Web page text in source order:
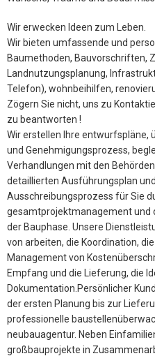
Wir erwecken Ideen zum Leben.
Wir bieten umfassende und
Baumethoden, Bauvorschriften,
Landnutzungsplanung,
Telefon), wohnbeihilfen,
Zögern Sie nicht, uns zu
zu beantworten !
Wir erstellen Ihre entwurfspläne,
und Genehmigungsprozess,
Verhandlungen mit den
detaillierten Ausführungsplan
Ausschreibungsprozess für Sie
gesamtprojektmanagement und
der Bauphase. Unsere
von arbeiten, die Koordination,
Management von
Empfang und die Lieferung, die
Dokumentation.Persönlicher
der ersten Planung bis zur
professionelle
neubauagentur. Neben
großbauprojekte in